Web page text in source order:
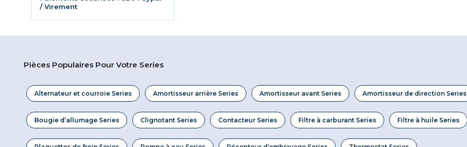
/ Virement
Pièces Populaires Pour Votre Series
Alternateur et courroie Series Amortisseur arrière Series Amortisseur avant Series Amortisseur de direction Series
Bougie d’allumage Series Clignotant Series Contacteur Series Filtre à carburant Series Filtre à huile Series